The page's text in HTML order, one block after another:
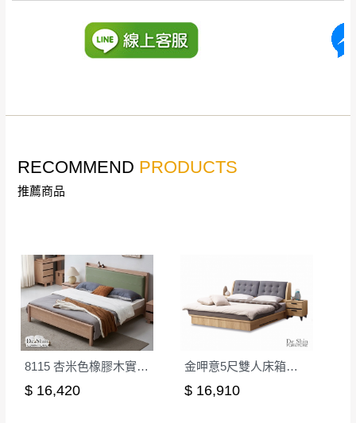
法順利配送，本公司除了盡最大努力完成配送外，視
狀況保有出貨的權利。
因大型傢俱有組裝、配送的問題，並非一般快速到貨
商品，無法指定特定時間送達，司機當天到貨前皆會
再與您通知，讓您不用整天在家等貨，以免浪費你的
寶貴時間。
如遇自然災害、政府宣布之災害警報等不可抗力情
事，而危及運送人員輸送之安全，本司得視狀況延後
或停止運送服務。
丈量，難免會有些許誤差值(約正負0.5CM)
詳細尺寸以實品為主。
辦理退換貨。
期，商品使用年限，因客人使用習慣、居家
環境不同。若屬人為因素導致商品損壞、零
件短缺，則維修、搬運費用，需由消費者自
行吸收(另事先與消費者報價，消費者同意將
會進行維修)。
到貨7日內為鑑賞期(注意:鑑賞期非試用期)，
若非商品品質瑕疵問題於鑑賞期內退貨之情
RECOMMEND PRODUCTS
推薦商品
8115 杏米色橡膠木實木5尺雙人床│床架
$ 16,420
金呷意5尺雙人床箱式床台│床架
$ 16,910